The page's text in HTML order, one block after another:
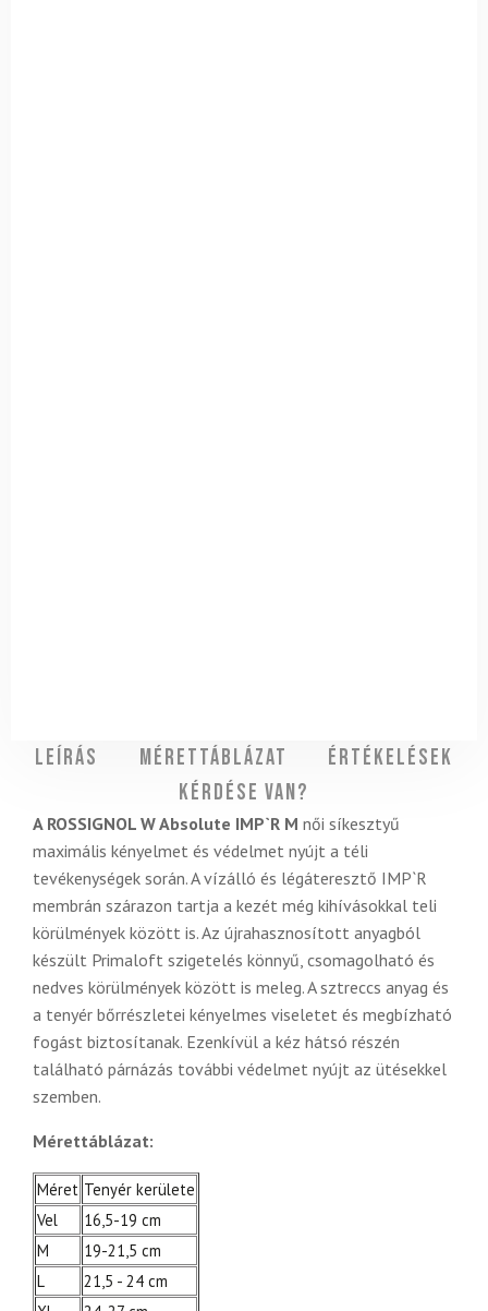
Leírás Mérettáblázat
Értékelések
Kérdése van?
A ROSSIGNOL W Absolute IMP`R M női síkesztyű
maximális kényelmet és védelmet nyújt a téli
tevékenységek során. A vízálló és légáteresztő IMP`R
membrán szárazon tartja a kezét még kihívásokkal teli
körülmények között is. Az újrahasznosított anyagból
készült Primaloft szigetelés könnyű, csomagolható és
nedves körülmények között is meleg. A sztreccs anyag és
a tenyér bőrrészletei kényelmes viseletet és megbízható
fogást biztosítanak. Ezenkívül a kéz hátsó részén
található párnázás további védelmet nyújt az ütésekkel
szemben.
Mérettáblázat:
Méret Tenyér kerülete
Vel
16,5-19 cm
M
19-21,5 cm
L
21,5 - 24 cm